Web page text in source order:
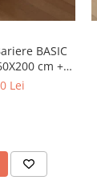
BASIC
cm +
Lei